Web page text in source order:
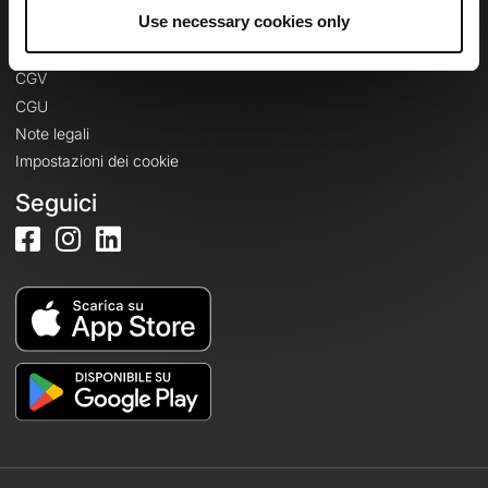
Use necessary cookies only
Informazioni legali
Informativa sulla privacy
CGV
CGU
Note legali
Impostazioni dei cookie
Seguici